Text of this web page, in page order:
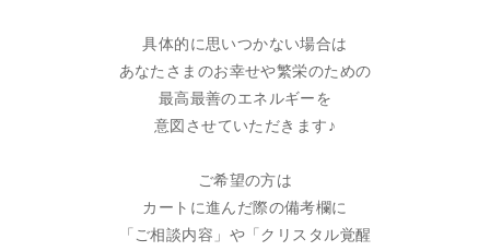
具体的に思いつかない場合は
あなたさまのお幸せや繁栄のための
最高最善のエネルギーを
意図させていただきます♪
ご希望の方は
カートに進んだ際の備考欄に
「ご相談内容」や「クリスタル覚醒